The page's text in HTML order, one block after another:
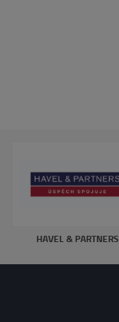
HAVEL & PARTNERS